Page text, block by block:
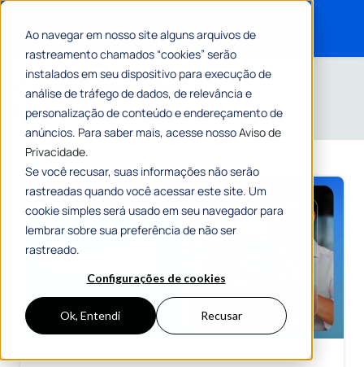
Ao navegar em nosso site alguns arquivos de
rastreamento chamados “cookies” serão
instalados em seu dispositivo para execução de
análise de tráfego de dados, de relevância e
personalização de conteúdo e endereçamento de
anúncios. Para saber mais, acesse nossoAviso de
Privacidade.
Se você recusar, suas informações não serão
rastreadas quando você acessar este site. Um
cookie simples será usado em seu navegador para
lembrar sobre sua preferência de não ser
rastreado.
Configurações de cookies
Ok, Entendi Recusar
Home »IA
Conteúdos sobre
IA